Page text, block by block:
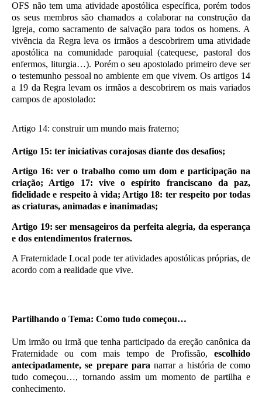
OFS não tem uma atividade apostólica específica, porém todos
os seus membros são chamados a colaborar na construção da
Igreja, como sacramento de salvação para todos os homens. A
vivência da Regra leva os irmãos a descobrirem uma atividade
apostólica na comunidade paroquial (catequese, pastoral dos
enfermos, liturgia…). Porém o seu apostolado primeiro deve ser
o testemunho pessoal no ambiente em que vivem. Os artigos 14
a 19 da Regra levam os irmãos a descobrirem os mais variados
campos de apostolado:
Artigo 14: construir um mundo mais fraterno;
Artigo 15: ter iniciativas corajosas diante dos desafios;
Artigo 16: ver o trabalho como um dom e participação na
criação; Artigo 17: vive o espírito franciscano da paz,
fidelidade e respeito à vida; Artigo 18: ter respeito por todas
as criaturas, animadas e inanimadas;
Artigo 19: ser mensageiros da perfeita alegria, da esperança
e dos entendimentos fraternos.
A Fraternidade Local pode ter atividades apostólicas próprias, de
acordo com a realidade que vive.
Partilhando o Tema: Como tudo começou…
Um irmão ou irmã que tenha participado da ereção canônica da
Fraternidade ou com mais tempo de Profissão, escolhido
antecipadamente, se prepare para narrar a história de como
tudo começou…, tornando assim um momento de partilha e
conhecimento.